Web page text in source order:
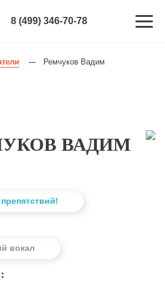
8 (499) 346-70-78
— Ремчуков Вадим
ВАДИМ
вокал